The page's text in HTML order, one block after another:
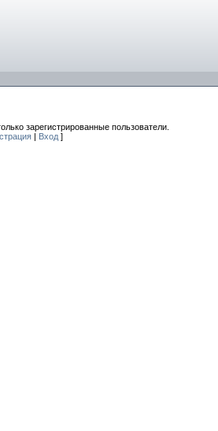
зарегистрированные пользователи.
Вход ]